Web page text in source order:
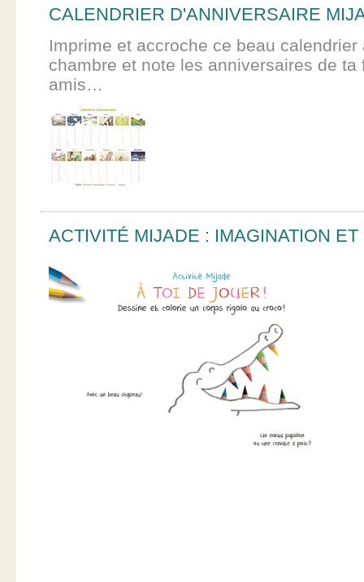
CALENDRIER D'ANNIVERSAIRE
Imprime et accroche ce beau calendrier
chambre et note les anniversaires de ta
amis…
ACTIVITÉ MIJADE : IMAGINATION